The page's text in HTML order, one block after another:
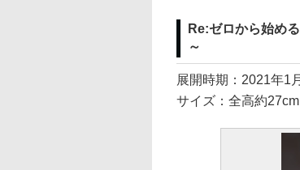
Re:ゼロから始め
～
展開時期：2021年1
サイズ：全高約27cm